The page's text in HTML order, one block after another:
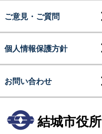
ご意見・ご質問
個人情報保護方針
お問い合わせ
結城市役所